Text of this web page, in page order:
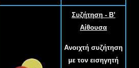
Συζήτηση - B’
Αίθουσα
Ανοιχτή συζήτηση
με τον εισηγητή